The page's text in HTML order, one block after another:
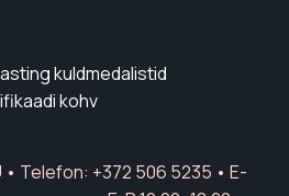
kuldmedalistid
kohv
Telefon: +372 506 5235 • E-